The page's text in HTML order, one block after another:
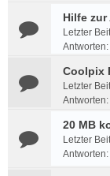
Hilfe
Letzter
Antworten:
Coolpix
Letzter
Antworten:
20 MB
Letzter
Antworten: